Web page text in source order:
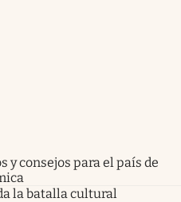
y consejos para el país de
la batalla cultural